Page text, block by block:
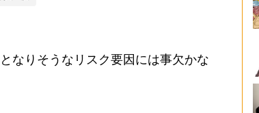
なりそうなリスク要因には事欠かな